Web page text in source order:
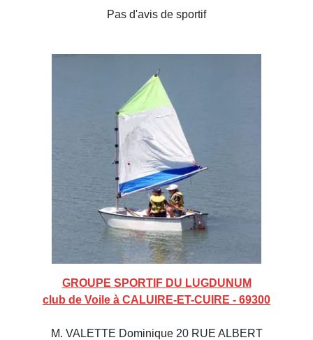
Pas d'avis de sportif
GROUPE SPORTIF DU LUGDUNUM
club de Voile à CALUIRE-ET-CUIRE - 69300
M. VALETTE Dominique 20 RUE ALBERT